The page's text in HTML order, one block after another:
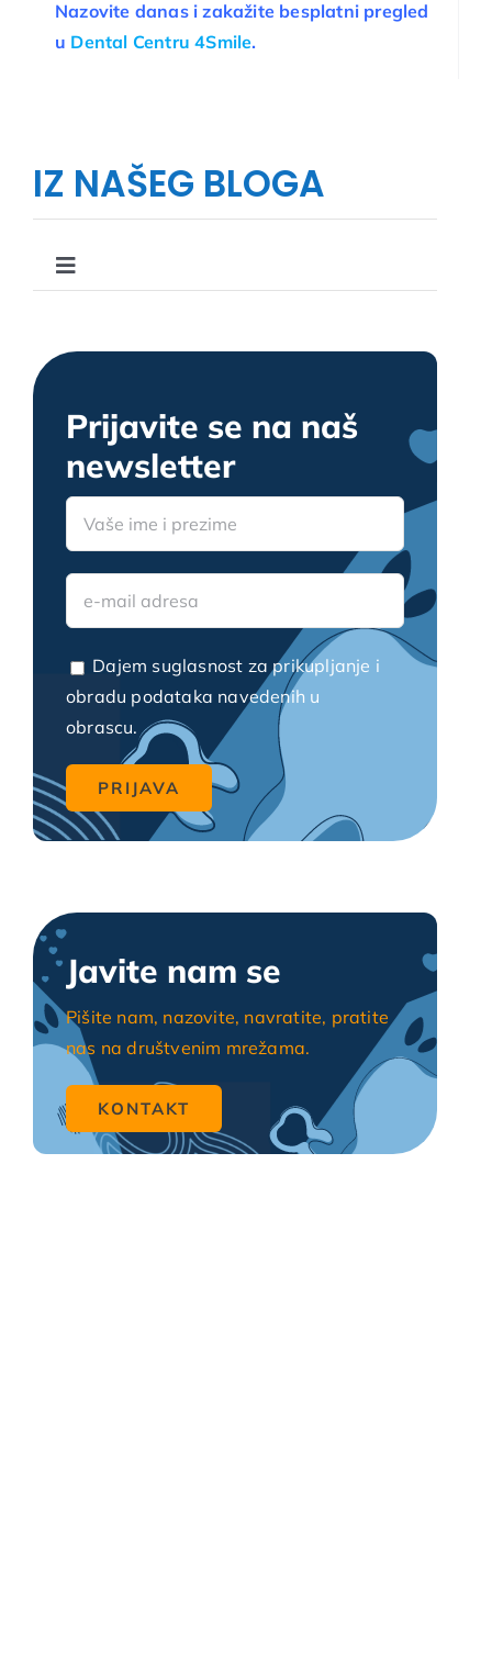
Nazovite danas i zakažite besplatni pregled
u Dental Centru 4Smile.
IZ NAŠEG BLOGA
Toggle
Upute i savjeti u stomatologiji
Zanimljivosti u stomatologiji
Video blogovi
Prijavite se na naš
newsletter
Dajem suglasnost za prikupljanje i
obradu podataka navedenih u
obrascu.
Javite nam se
Pišite nam, nazovite, navratite, pratite
nas na društvenim mrežama.
KONTAKT